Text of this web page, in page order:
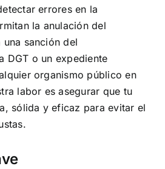
errores en la
la anulación del
una sanción del
DGT o un expediente
organismo público en
labor es asegurar que tu
sólida y eficaz para evitar el